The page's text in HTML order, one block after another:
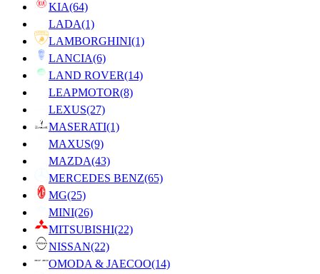
KIA(64)
LADA(1)
LAMBORGHINI(1)
LANCIA(6)
LAND ROVER(14)
LEAPMOTOR(8)
LEXUS(27)
MASERATI(1)
MAXUS(9)
MAZDA(43)
MERCEDES BENZ(65)
MG(25)
MINI(26)
MITSUBISHI(22)
NISSAN(22)
OMODA & JAECOO(14)